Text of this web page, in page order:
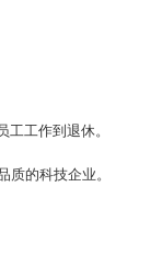
工作到退休。
质的科技企业。